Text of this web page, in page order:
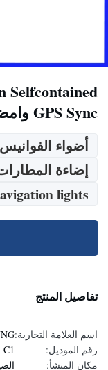
GPS Sync وامض أحادي البلوري
أضواء
إضاءة
lights
تفاصيل المنتج
اسم العلامة التجارية:
رقم الموديل:
مكان المنشأ: